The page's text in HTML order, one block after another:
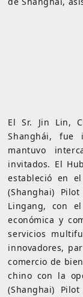
El Sr. Jin Lin,
Shanghái,
mantuvo
invitados. El
estableció en
(Shanghai)
Lingang, con
económica y
servicios
innovadores,
comercio de
chino con la
(Shanghai)